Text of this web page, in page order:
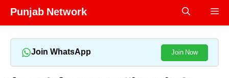
Skip
Punjab Network
Join WhatsApp Join Now